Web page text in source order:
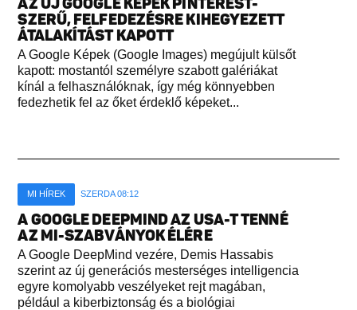
SZERŰ, FELFEDEZÉSRE KIHEGYEZETT
ÁTALAKÍTÁST KAPOTT
A Google Képek (Google Images) megújult külsőt
kapott: mostantól személyre szabott galériákat
kínál a felhasználóknak, így még könnyebben
fedezhetik fel az őket érdeklő képeket...
MI HÍREK SZERDA 08:12
A GOOGLE DEEPMIND AZ USA-T TENNÉ
AZ MI-SZABVÁNYOK ÉLÉRE
A Google DeepMind vezére, Demis Hassabis
szerint az új generációs mesterséges intelligencia
egyre komolyabb veszélyeket rejt magában,
például a kiberbiztonság és a biológiai